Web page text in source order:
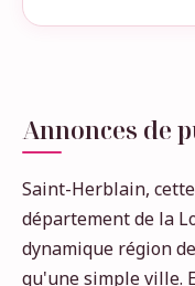
Annonces de
Saint-Herblain,
département de la
dynamique région
qu'une simple ville.